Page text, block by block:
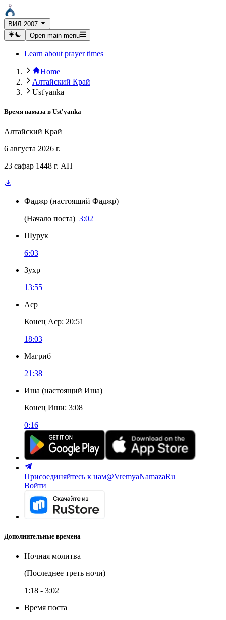
ВИЛ 2007
Open main menu
Learn about prayer times
Home
Алтайский Край
Ust'yanka
Время намаза в Ust'yanka
Алтайский Край
6 августа 2026 г.
23 сафар 1448 г. AH
Фаджр (настоящий Фаджр)
(Начало поста) 3:02
Шурук
6:03
Зухр
13:55
Аср
Конец Аср: 20:51
18:03
Магриб
21:38
Иша (настоящий Иша)
Конец Иши: 3:08
0:16
Присоединяйтесь к нам@VremyaNamazaRu
Войти
Дополнительные времена
Ночная молитва
(Последнее треть ночи)
1:18 - 3:02
Время поста